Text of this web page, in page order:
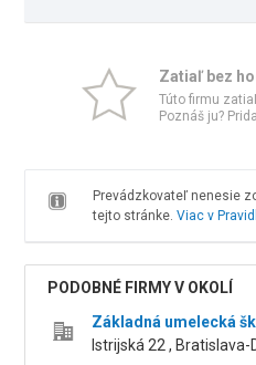
Zatiaľ bez
Túto firmu
Poznáš ju?
Prevádzkovateľ nenesie
tejto stránke. Viac v
PODOBNÉ FIRMY V OKOLÍ
Základná umelecká
Istrijská 22 , Bratislava-